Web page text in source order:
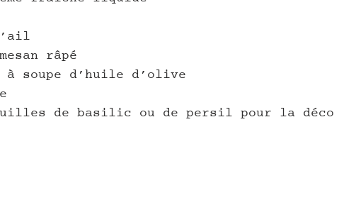
râpé
soupe d’huile d’olive
de basilic ou de persil pour la déco